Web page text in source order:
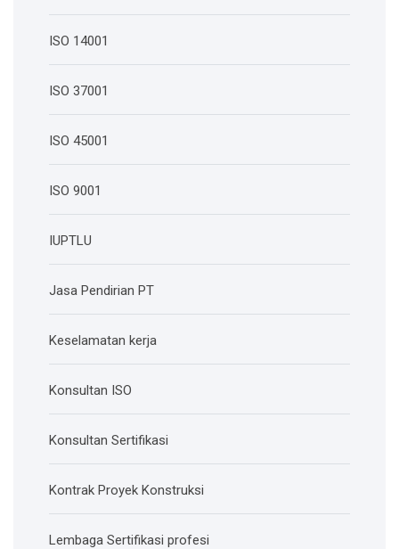
ISO 14001
ISO 37001
ISO 45001
ISO 9001
IUPTLU
Jasa Pendirian PT
Keselamatan kerja
Konsultan ISO
Konsultan Sertifikasi
Kontrak Proyek Konstruksi
Lembaga Sertifikasi profesi